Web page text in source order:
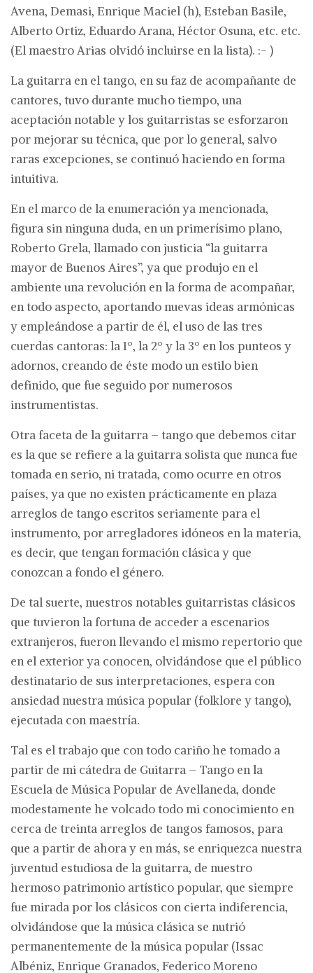
Avena, Demasi, Enrique Maciel (h), Esteban Basile,
Alberto Ortiz, Eduardo Arana, Héctor Osuna, etc. etc.
(El maestro Arias olvidó incluirse en la lista). :- )
La guitarra en el tango, en su faz de acompañante de
cantores, tuvo durante mucho tiempo, una
aceptación notable y los guitarristas se esforzaron
por mejorar su técnica, que por lo general, salvo
raras excepciones, se continuó haciendo en forma
intuitiva.
En el marco de la enumeración ya mencionada,
figura sin ninguna duda, en un primerísimo plano,
Roberto Grela, llamado con justicia “la guitarra
mayor de Buenos Aires”, ya que produjo en el
ambiente una revolución en la forma de acompañar,
en todo aspecto, aportando nuevas ideas armónicas
y empleándose a partir de él, el uso de las tres
cuerdas cantoras: la 1º, la 2º y la 3º en los punteos y
adornos, creando de éste modo un estilo bien
definido, que fue seguido por numerosos
instrumentistas.
Otra faceta de la guitarra – tango que debemos citar
es la que se refiere a la guitarra solista que nunca fue
tomada en serio, ni tratada, como ocurre en otros
países, ya que no existen prácticamente en plaza
arreglos de tango escritos seriamente para el
instrumento, por arregladores idóneos en la materia,
es decir, que tengan formación clásica y que
conozcan a fondo el género.
De tal suerte, nuestros notables guitarristas clásicos
que tuvieron la fortuna de acceder a escenarios
extranjeros, fueron llevando el mismo repertorio que
en el exterior ya conocen, olvidándose que el público
destinatario de sus interpretaciones, espera con
ansiedad nuestra música popular (folklore y tango),
ejecutada con maestría.
Tal es el trabajo que con todo cariño he tomado a
partir de mi cátedra de Guitarra – Tango en la
Escuela de Música Popular de Avellaneda, donde
modestamente he volcado todo mi conocimiento en
cerca de treinta arreglos de tangos famosos, para
que a partir de ahora y en más, se enriquezca nuestra
juventud estudiosa de la guitarra, de nuestro
hermoso patrimonio artístico popular, que siempre
fue mirada por los clásicos con cierta indiferencia,
olvidándose que la música clásica se nutrió
permanentemente de la música popular (Issac
Albéniz, Enrique Granados, Federico Moreno